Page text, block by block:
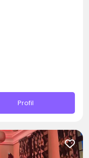
Profil